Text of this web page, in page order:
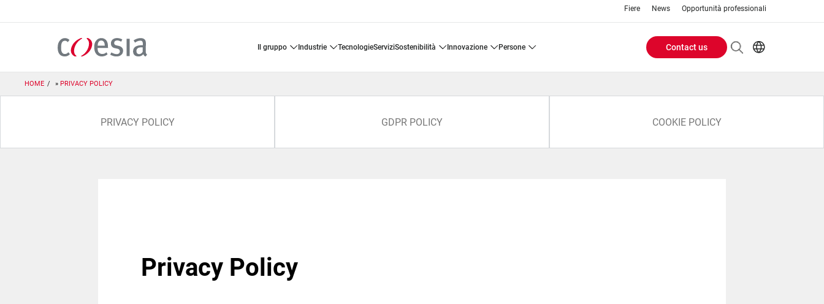
Fiere News Opportunità professionali
il gruppo industrie tecnologie servizi sostenibilità innovazione persone
Header
Buttons
menu
Contact us
HOME PRIVACY POLICY
PRIVACY POLICY GDPR POLICY COOKIE POLICY
Privacy Policy